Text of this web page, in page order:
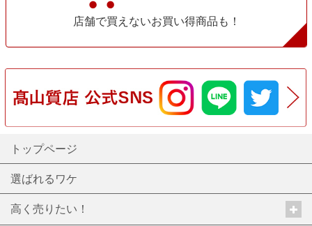
店舗で買えないお買い得商品も！
トップページ
選ばれるワケ
高く売りたい！